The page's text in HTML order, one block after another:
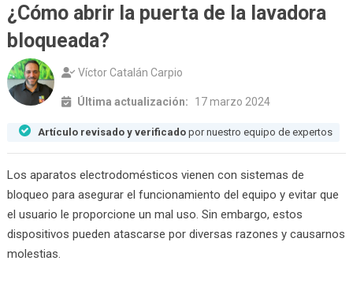
¿Cómo abrir la puerta de la lavadora
bloqueada?
Víctor Catalán Carpio
Última actualización: 17 marzo 2024
Artículo revisado y verificado por nuestro equipo de expertos
Los aparatos electrodomésticos vienen con sistemas de
bloqueo para asegurar el funcionamiento del equipo y evitar que
el usuario le proporcione un mal uso. Sin embargo, estos
dispositivos pueden atascarse por diversas razones y causarnos
molestias.